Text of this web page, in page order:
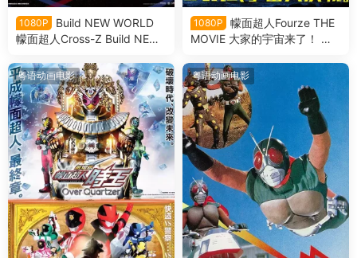
1080P
Build NEW WORLD
幪面超人Cross-Z Build NEW
语版
1080P
幪面超人Fourze THE
MOVIE 大家的宇宙来了！ 假
家的宇宙來了!粤语版
粤语动画电影 粤语动画电影